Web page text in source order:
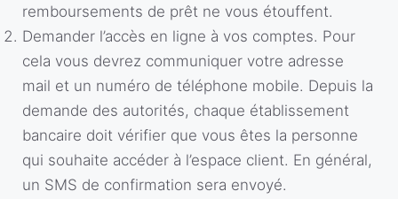
remboursements de prêt ne vous étouffent.
Demander l’accès en ligne à vos comptes. Pour
cela vous devrez communiquer votre adresse
mail et un numéro de téléphone mobile. Depuis la
demande des autorités, chaque établissement
bancaire doit vérifier que vous êtes la personne
qui souhaite accéder à l’espace client. En général,
un SMS de confirmation sera envoyé.